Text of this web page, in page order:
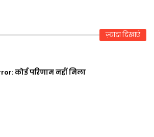
ज़्यादा दिखाएं
कोई परिणाम नहीं मिला